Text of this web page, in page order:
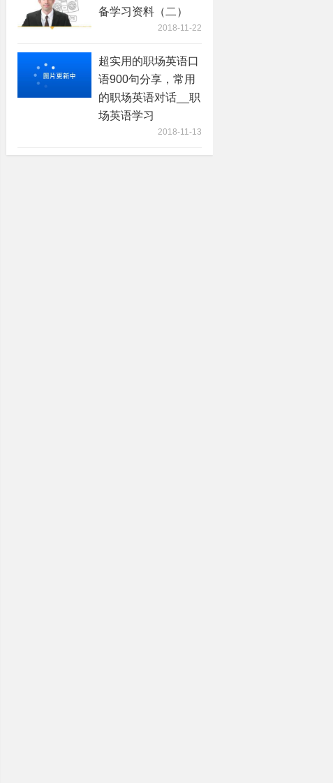
备学习资料（二）
2018-11-22
超实用的职场英语口
语900句分享，常用
的职场英语对话__职
场英语学习
2018-11-13